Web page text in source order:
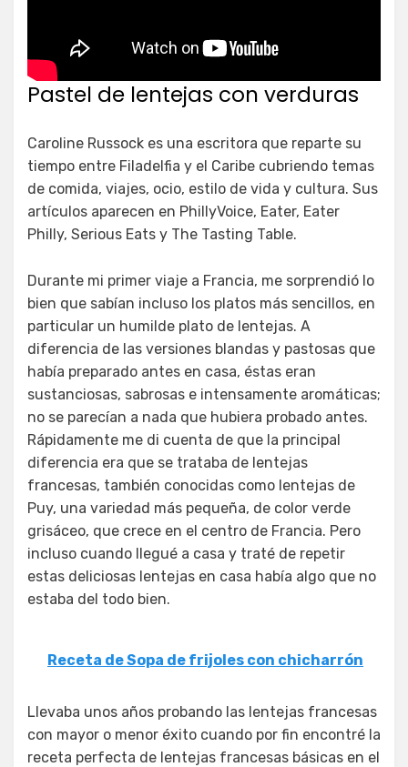
Pastel de lentejas con verduras
Caroline Russock es una escritora que reparte su
tiempo entre Filadelfia y el Caribe cubriendo temas
de comida, viajes, ocio, estilo de vida y cultura. Sus
artículos aparecen en PhillyVoice, Eater, Eater
Philly, Serious Eats y The Tasting Table.
Durante mi primer viaje a Francia, me sorprendió lo
bien que sabían incluso los platos más sencillos, en
particular un humilde plato de lentejas. A
diferencia de las versiones blandas y pastosas que
había preparado antes en casa, éstas eran
sustanciosas, sabrosas e intensamente aromáticas;
no se parecían a nada que hubiera probado antes.
Rápidamente me di cuenta de que la principal
diferencia era que se trataba de lentejas
francesas, también conocidas como lentejas de
Puy, una variedad más pequeña, de color verde
grisáceo, que crece en el centro de Francia. Pero
incluso cuando llegué a casa y traté de repetir
estas deliciosas lentejas en casa había algo que no
estaba del todo bien.
Receta de Sopa de frijoles con chicharrón
Llevaba unos años probando las lentejas francesas
con mayor o menor éxito cuando por fin encontré la
receta perfecta de lentejas francesas básicas en el